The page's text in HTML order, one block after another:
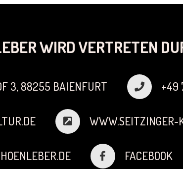
WIRD VERTRETEN
3, 88255 BAIENFURT +49
WWW.SEITZINGER-
FACEBOOK